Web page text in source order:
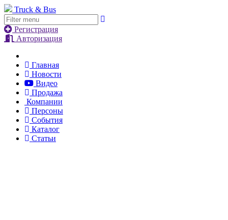
Truck & Bus
Регистрация
Авторизация
Главная
Новости
Видео
Продажа
Компании
Персоны
События
Каталог
Статьи